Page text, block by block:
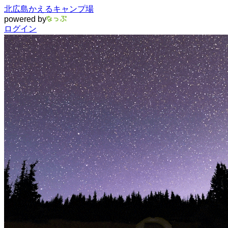
北広島かえるキャンプ場
powered by
ログイン